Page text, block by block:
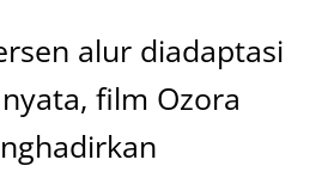
alur diadaptasi
film Ozora